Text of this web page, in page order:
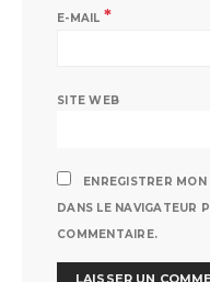
E-MAIL *
SITE WEB
ENREGISTRER
DANS LE NAVIGATEUR
COMMENTAIRE.